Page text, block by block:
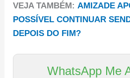
VEJA TAMBÉM: AMIZADE
POSSÍVEL CONTINUAR
DEPOIS DO FIM?
WhatsApp Me